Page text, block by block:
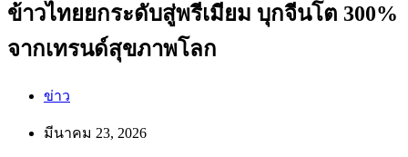
ข้าวไทยยกระดับสู่พรีเมียม บุกจีนโต 300%
จากเทรนด์สุขภาพโลก
ข่าว
มีนาคม 23, 2026